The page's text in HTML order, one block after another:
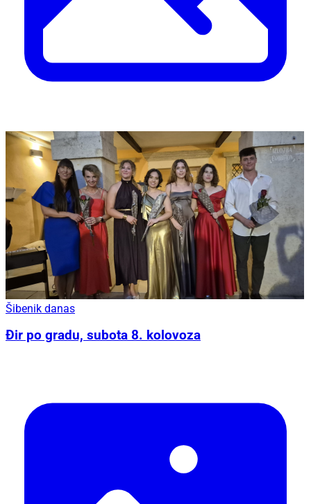
Šibenik danas
Đir po gradu, subota 8. kolovoza